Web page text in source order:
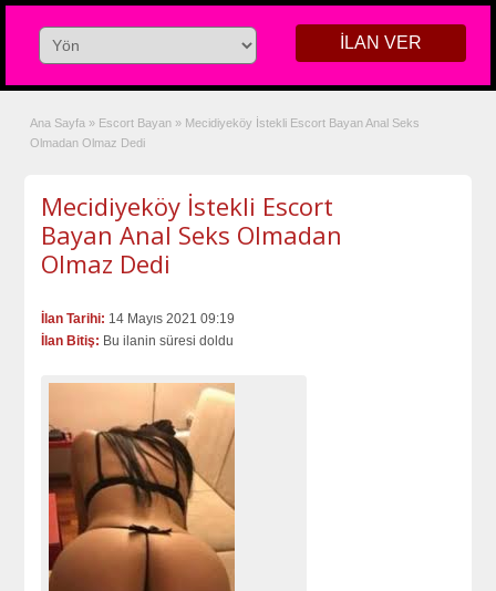
İLAN VER
Ana Sayfa » Escort Bayan » Mecidiyeköy İstekli Escort Bayan Anal Seks
Olmadan Olmaz Dedi
Mecidiyeköy İstekli Escort
Bayan Anal Seks Olmadan
Olmaz Dedi
İlan Tarihi: 14 Mayıs 2021 09:19
İlan Bitiş: Bu ilanin süresi doldu